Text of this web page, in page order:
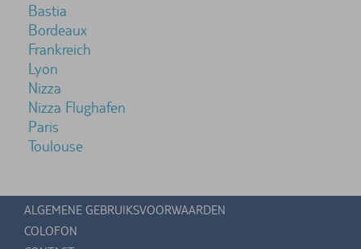
Bastia
Bordeaux
Frankreich
Lyon
Nizza
Nizza Flughafen
Paris
Toulouse
ALGEMENE GEBRUIKSVOORWAARDEN
COLOFON